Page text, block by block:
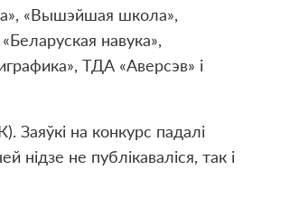
«Вышэйшая школа»,
навука»,
ТДА «Аверсэв» і
на конкурс падалі
не публікаваліся, так і